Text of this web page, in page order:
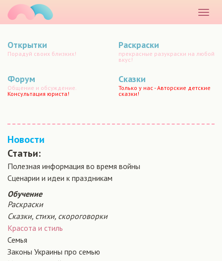
меню
Открытки
Порадуй своих близких!
Раскраски
прекрасные разукраски на любой
вкус!
Форум
Общение и обсуждение.
Консультация юриста!
Сказки
Только у нас - Авторские детские
сказки!
Новости
Статьи:
Полезная информация во время войны
Сценарии и идеи к праздникам
Обучение
Раскраски
Сказки, стихи, скороговорки
Красота и стиль
Семья
Законы Украины про семью